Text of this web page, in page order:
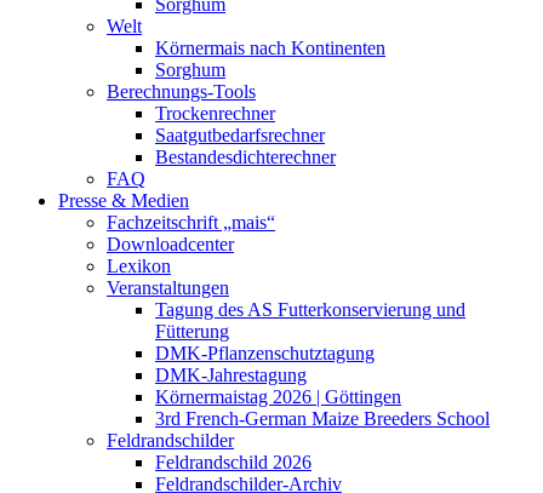
Welt
Körnermais nach Kontinenten
Sorghum
Berechnungs-Tools
Trockenrechner
Saatgutbedarfsrechner
Bestandesdichterechner
FAQ
Presse & Medien
Fachzeitschrift „mais“
Downloadcenter
Lexikon
Veranstaltungen
Tagung des AS Futterkonservierung und
Fütterung
DMK-Pflanzenschutztagung
DMK-Jahrestagung
Körnermaistag 2026 | Göttingen
3rd French-German Maize Breeders School
Feldrandschilder
Feldrandschild 2026
Feldrandschilder-Archiv